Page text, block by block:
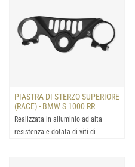
PIASTRA DI STERZO SUPERIORE
(RACE) - BMW S 1000 RR
Realizzata in alluminio ad alta
resistenza e dotata di viti di